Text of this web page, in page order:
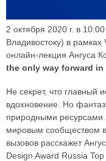
2 октября 2020 г. в
Владивостоку) в
онлайн-лекция Ангуса
the only way forward
Не секрет, что главный
вдохновение. Но
природными ресурсами.
мировым сообществом в
вызовов расскажет
Design Award Russia Top